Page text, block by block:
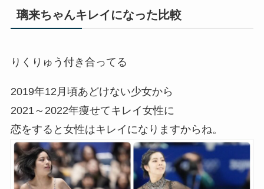
璃来ちゃんキレイになった比較
りくりゅう付き合ってる
2019年12月頃あどけない少女から
2021～2022年痩せてキレイ女性に
恋をすると女性はキレイになりますからね。